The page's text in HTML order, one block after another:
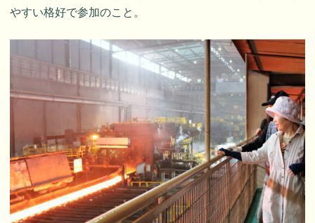
やすい格好で参加のこと。